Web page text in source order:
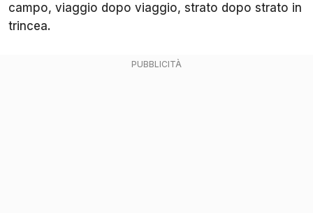
campo, viaggio dopo viaggio, strato dopo strato in
trincea.